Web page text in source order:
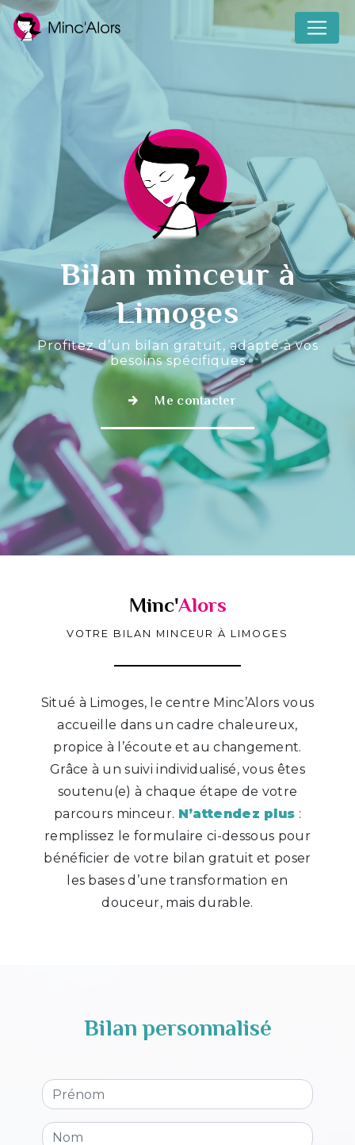
Bilan minceur à
Limoges
Profitez d’un bilan gratuit, adapté à vos
besoins spécifiques
Me contacter
Minc'Alors
VOTRE BILAN MINCEUR À LIMOGES
Situé à Limoges, le centre Minc’Alors vous
accueille dans un cadre chaleureux,
propice à l’écoute et au changement.
Grâce à un suivi individualisé, vous êtes
soutenu(e) à chaque étape de votre
parcours minceur. N’attendez plus :
remplissez le formulaire ci-dessous pour
bénéficier de votre bilan gratuit et poser
les bases d’une transformation en
douceur, mais durable.
Bilan personnalisé
Panneau de gestion des cookies